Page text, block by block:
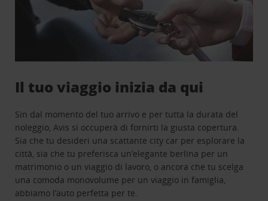
Il tuo viaggio inizia da qui
Sin dal momento del tuo arrivo e per tutta la durata del
noleggio, Avis si occuperà di fornirti la giusta copertura.
Sia che tu desideri una scattante city car per esplorare la
città, sia che tu preferisca un’elegante berlina per un
matrimonio o un viaggio di lavoro, o ancora che tu scelga
una comoda monovolume per un viaggio in famiglia,
abbiamo l’auto perfetta per te.